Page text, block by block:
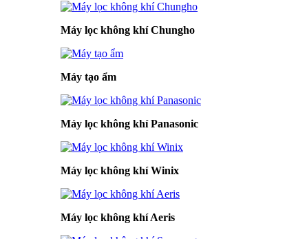
Máy lọc không khí Chungho
Máy tạo ẩm
Máy lọc không khí Panasonic
Máy lọc không khí Winix
Máy lọc không khí Aeris